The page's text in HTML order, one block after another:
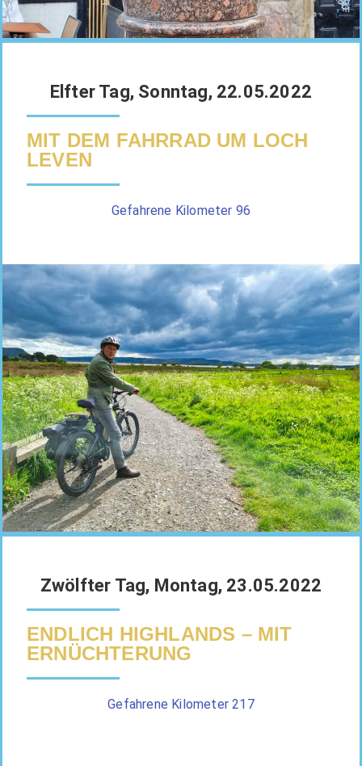
Elfter Tag, Sonntag, 22.05.2022
MIT DEM FAHRRAD UM LOCH
LEVEN
Gefahrene Kilometer 96
Zwölfter Tag, Montag, 23.05.2022
ENDLICH HIGHLANDS – MIT
ERNÜCHTERUNG
Gefahrene Kilometer 217